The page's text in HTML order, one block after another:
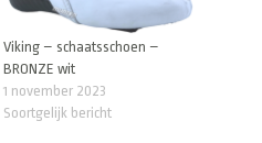
Viking – schaatsschoen –
BRONZE wit
1 november 2023
Soortgelijk bericht